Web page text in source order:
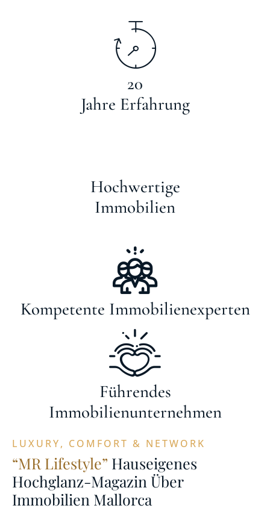
20
Jahre Erfahrung
Hochwertige
Immobilien
Kompetente Immobilienexperten
Führendes
Immobilienunternehmen
LUXURY, COMFORT & NETWORK
“MR Lifestyle” Hauseigenes
Hochglanz-Magazin Über
Immobilien Mallorca